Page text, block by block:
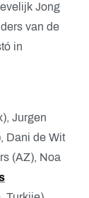
Jong
van de
in
Jurgen
Dani de Wit
(AZ), Noa